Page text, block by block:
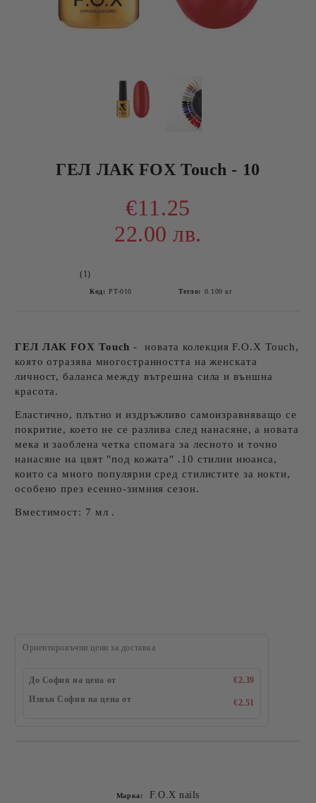
ГЕЛ ЛАК FOX Touch - 10
€11.25
22.00 лв.
(1)
Код: PT-010 Тегло: 0.100 кг
ГЕЛ ЛАК FOX Touch - новата колекция F.O.X Touch,
която отразява многостранността на женската
личност, баланса между вътрешна сила и външна
красота.
Еластично, плътно и издръжливо самоизравняващо се
покритие, което не се разлива след нанасяне, а новата
мека и заоблена четка спомага за лесното и точно
нанасяне на цвят "под кожата" .10 стилни нюанса,
които са много популярни сред стилистите за нокти,
особено през есенно-зимния сезон.
Вместимост: 7 мл .
Ориентировъчни цени за доставка
До София на цена от
€2.39
Извън София на цена от
€2.51
Марка: F.O.X nails